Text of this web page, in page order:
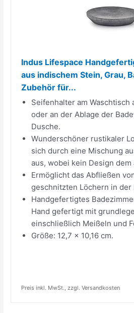
Indus Lifespace
aus indischem Stein, Grau,
Zubehör für...
Seifenhalter am Waschtisch
oder an der Ablage der
Dusche.
Wunderschöner rustikaler
sich durch eine Mischung
aus, wobei kein Design
Ermöglicht das Abfließen
geschnitzten Löchern in der
Handgefertigtes
Hand gefertigt mit
einschließlich Meißeln und
Größe: 12,7 x 10,16 cm.
Preis inkl. MwSt., zzgl. Versandkosten